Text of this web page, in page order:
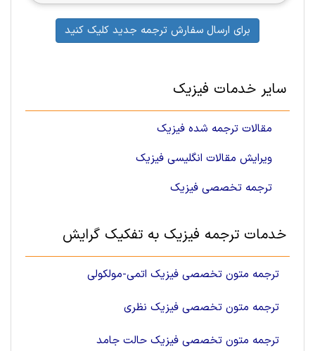
برای ارسال سفارش ترجمه جدید کلیک کنید
سایر خدمات فیزیک
مقالات ترجمه شده فیزیک
ویرایش مقالات انگلیسی فیزیک
ترجمه تخصصی فیزیک
خدمات ترجمه فیزیک به تفکیک گرایش
ترجمه متون تخصصی فیزیک اتمی-مولکولی
ترجمه متون تخصصی فیزیک نظری
ترجمه متون تخصصی فیزیک حالت جامد